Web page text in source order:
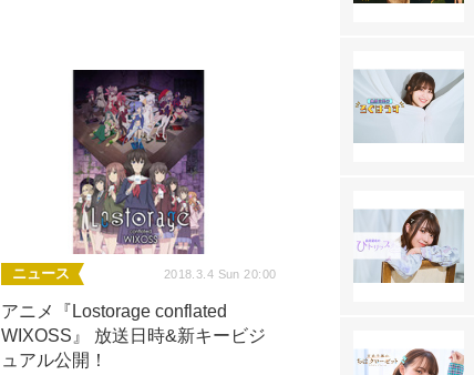
ニュース 2018.3.4 Sun 20:00
アニメ『Lostorage conflated
WIXOSS』 放送日時&新キービジ
ュアル公開！